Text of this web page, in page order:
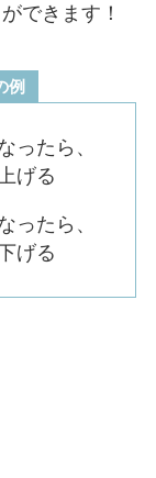
できます！
例
ったら、
げる
ったら、
げる